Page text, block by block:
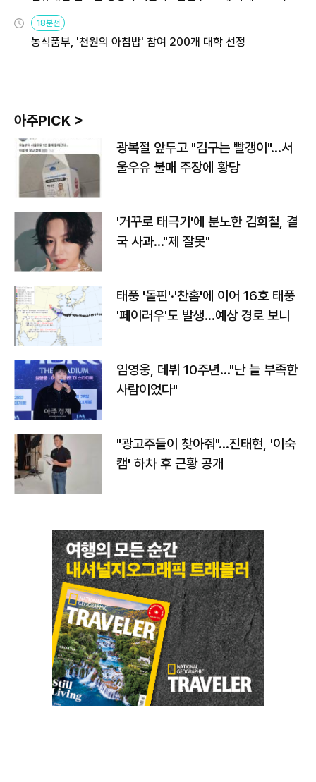
18분전
농식품부, '천원의 아침밥' 참여 200개 대학 선정
아주PICK >
광복절 앞두고 "김구는 빨갱이"…서
울우유 불매 주장에 황당
'거꾸로 태극기'에 분노한 김희철, 결
국 사과…"제 잘못"
태풍 '돌핀'·'찬홈'에 이어 16호 태풍
'페이러우'도 발생…예상 경로 보니
임영웅, 데뷔 10주년…"난 늘 부족한
사람이었다"
"광고주들이 찾아줘"…진태현, '이숙
캠' 하차 후 근황 공개